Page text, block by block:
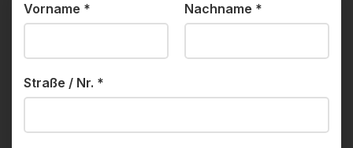
Vorname * Nachname *
Straße / Nr. *